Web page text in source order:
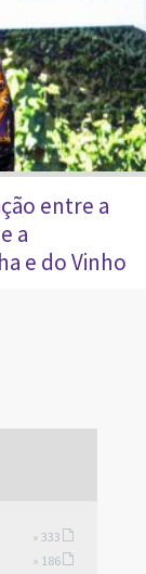
entre a
a
e do Vinho
» 333
» 186